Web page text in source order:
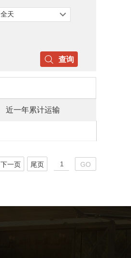
查询
近一年累计运输
下一页 尾页